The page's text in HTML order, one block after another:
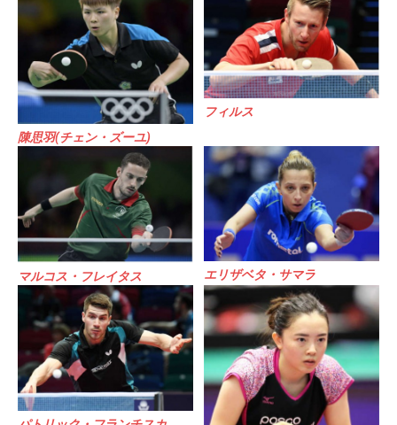
陳思羽(チェン・ズーユ)
フィルス
マルコス・フレイタス エリザベタ・サマラ